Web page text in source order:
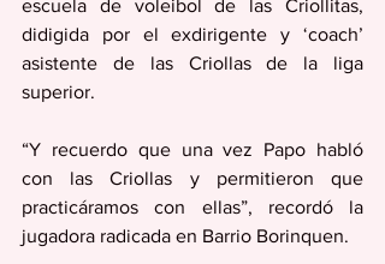
escuela de voleibol de las Criollitas,
didigida por el exdirigente y ‘coach’
asistente de las Criollas de la liga
superior.
“Y recuerdo que una vez Papo habló
con las Criollas y permitieron que
practicáramos con ellas”, recordó la
jugadora radicada en Barrio Borinquen.